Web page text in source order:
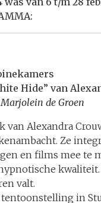
Hide” van
de Groen
van Alexandra
Ze
en films mee te
valt.
tentoonstelling in